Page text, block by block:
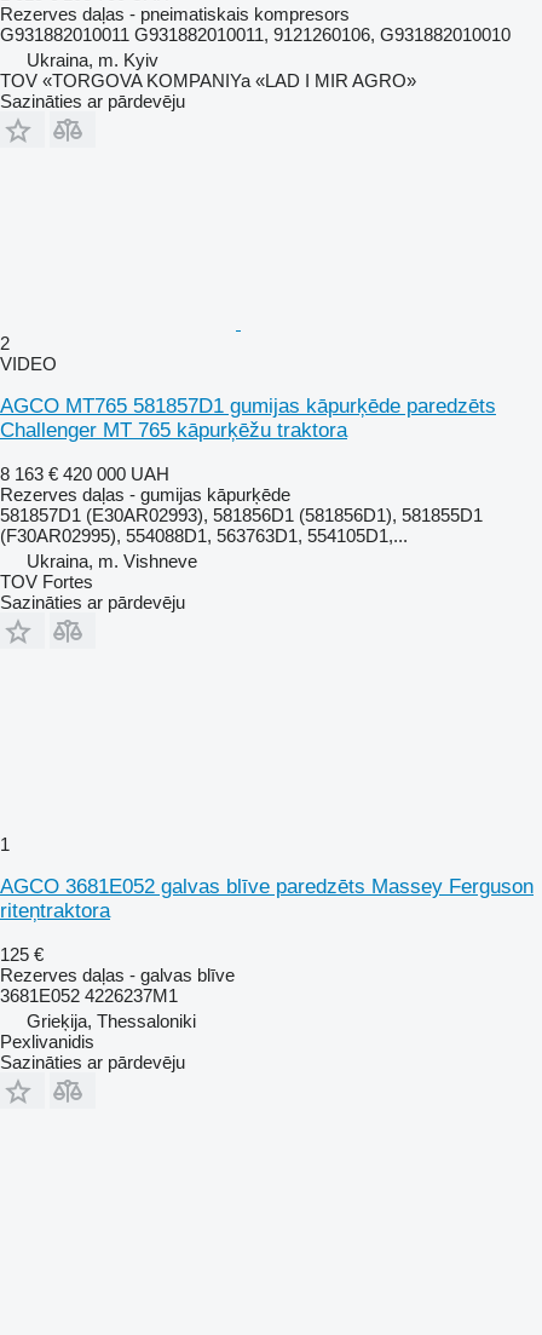
Rezerves daļas - pneimatiskais kompresors
G931882010011 G931882010011, 9121260106, G931882010010
Ukraina, m. Kyiv
TOV «TORGOVA KOMPANIYa «LAD I MIR AGRO»
Sazināties ar pārdevēju
2
VIDEO
AGCO MT765 581857D1 gumijas kāpurķēde paredzēts
Challenger MT 765 kāpurķēžu traktora
8 163 € 420 000 UAH
Rezerves daļas - gumijas kāpurķēde
581857D1 (E30AR02993), 581856D1 (581856D1), 581855D1
(F30AR02995), 554088D1, 563763D1, 554105D1,...
Ukraina, m. Vishneve
TOV Fortes
Sazināties ar pārdevēju
1
AGCO 3681E052 galvas blīve paredzēts Massey Ferguson
riteņtraktora
125 €
Rezerves daļas - galvas blīve
3681E052 4226237M1
Grieķija, Thessaloniki
Pexlivanidis
Sazināties ar pārdevēju